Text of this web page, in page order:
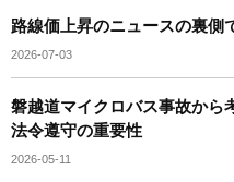
路線価上昇のニュースの裏側
2026-07-03
磐越道マイクロバス事故から
法令遵守の重要性
2026-05-11